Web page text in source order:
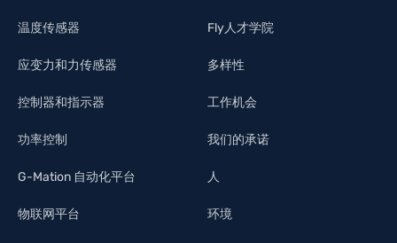
温度传感器
应变力和力传感器
控制器和指示器
功率控制
G-Mation 自动化平台
物联网平台
Fly人才学院
多样性
工作机会
我们的承诺
人
环境